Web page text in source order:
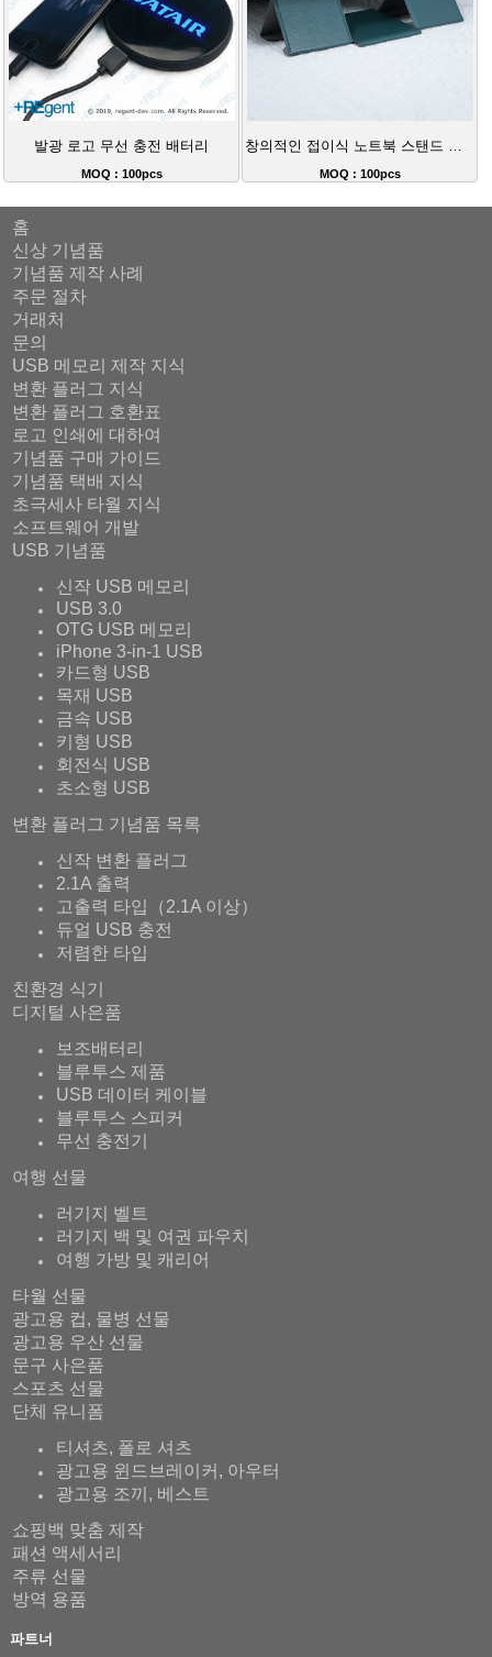
발광 로고 무선 충전 배터리
MOQ : 100pcs MOQ : 100pcs
홈
신상 기념품
기념품 제작 사례
주문 절차
거래처
문의
USB 메모리 제작 지식
변환 플러그 지식
변환 플러그 호환표
로고 인쇄에 대하여
기념품 구매 가이드
기념품 택배 지식
초극세사 타월 지식
소프트웨어 개발
USB 기념품
신작 USB 메모리
USB 3.0
OTG USB 메모리
iPhone 3-in-1 USB
카드형 USB
목재 USB
금속 USB
키형 USB
회전식 USB
초소형 USB
변환 플러그 기념품 목록
신작 변환 플러그
2.1A 출력
고출력 타입（2.1A 이상）
듀얼 USB 충전
저렴한 타입
친환경 식기
디지털 사은품
보조배터리
블루투스 제품
USB 데이터 케이블
블루투스 스피커
무선 충전기
여행 선물
러기지 벨트
러기지 백 및 여권 파우치
여행 가방 및 캐리어
타월 선물
광고용 컵, 물병 선물
광고용 우산 선물
문구 사은품
스포츠 선물
단체 유니폼
티셔츠, 폴로 셔츠
광고용 윈드브레이커, 아우터
광고용 조끼, 베스트
쇼핑백 맞춤 제작
패션 액세서리
주류 선물
방역 용품
파트너